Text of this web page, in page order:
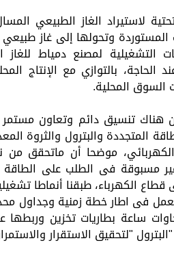
لاستيراد الغاز الطبيعي
المستوردة وتحولها إلى غاز
التشغيلية لمصنع دمياط
الحاجة، بالتوازي مع الإنتاج
السوق المحلية.
تنسيق دائم وتعاون مستمر
المتجددة والبترول والثروة
الكهربائي، موضحا أن
غير مسبوقة فى الطلب على
قطاع الكهرباء، طبقنا أنماطا
المتجددة و1300 ميجاوات ساعة بطاريات
"لتحقيق الاستقرار